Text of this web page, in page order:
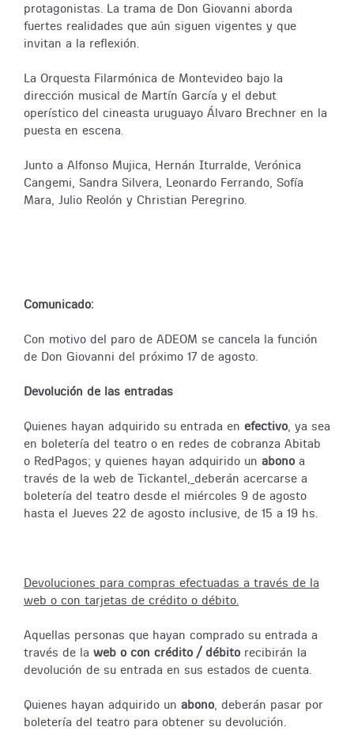
protagonistas. La trama de Don Giovanni aborda
fuertes realidades que aún siguen vigentes y que
invitan a la reflexión.
La Orquesta Filarmónica de Montevideo bajo la
dirección musical de Martín García y el debut
operístico del cineasta uruguayo Álvaro Brechner en la
puesta en escena.
Junto a Alfonso Mujica, Hernán Iturralde, Verónica
Cangemi, Sandra Silvera, Leonardo Ferrando, Sofía
Mara, Julio Reolón y Christian Peregrino.
Comunicado:
Con motivo del paro de ADEOM se cancela la función
de Don Giovanni del próximo 17 de agosto.
Devolución de las entradas
Quienes hayan adquirido su entrada en efectivo, ya sea
en boletería del teatro o en redes de cobranza Abitab
o RedPagos; y quienes hayan adquirido un abono a
través de la web de Tickantel, deberán acercarse a
boletería del teatro desde el miércoles 9 de agosto
hasta el Jueves 22 de agosto inclusive, de 15 a 19 hs.
Devoluciones para compras efectuadas a través de la
web o con tarjetas de crédito o débito.
Aquellas personas que hayan comprado su entrada a
través de la web o con crédito / débito recibirán la
devolución de su entrada en sus estados de cuenta.
Quienes hayan adquirido un abono, deberán pasar por
boletería del teatro para obtener su devolución.